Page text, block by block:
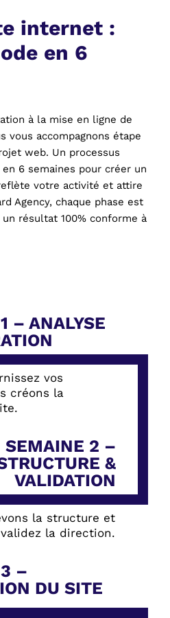
internet :
en 6
à la mise en ligne de
vous accompagnons étape
web. Un processus
6 semaines pour créer un
votre activité et attire
Agency, chaque phase est
résultat 100% conforme à
– ANALYSE
vos
créons la
SEMAINE 2 –
&
VALIDATION
la structure et
la direction.
–
DU SITE